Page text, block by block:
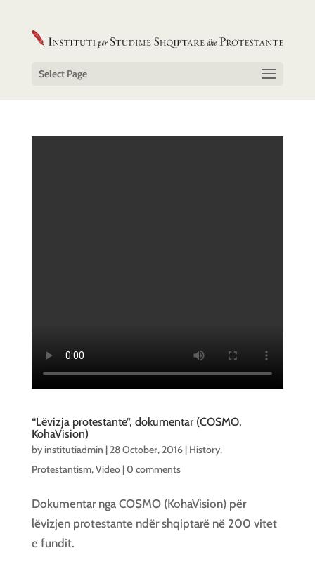
Select Page
“Lëvizja protestante”, dokumentar (COSMO,
KohaVision)
byinstitutiadmin |28 October, 2016| History,
Protestantism,Video|0 comments
Dokumentar nga COSMO (KohaVision) për
lëvizjen protestante ndër shqiptarë në 200 vitet
e fundit.